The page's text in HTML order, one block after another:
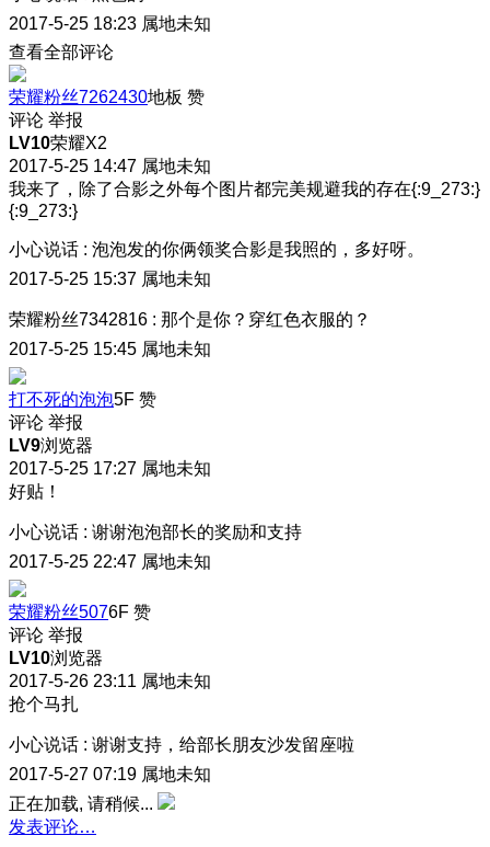
2017-5-25 18:23 属地未知
查看全部评论
荣耀粉丝7262430地板 赞
评论 举报
LV10荣耀X2
2017-5-25 14:47 属地未知
我来了，除了合影之外每个图片都完美规避我的存在{:9_273:}
{:9_273:}
小心说话 : 泡泡发的你俩领奖合影是我照的，多好呀。
2017-5-25 15:37 属地未知
荣耀粉丝7342816 : 那个是你？穿红色衣服的？
2017-5-25 15:45 属地未知
打不死的泡泡5F 赞
评论 举报
LV9浏览器
2017-5-25 17:27 属地未知
好贴！
小心说话 : 谢谢泡泡部长的奖励和支持
2017-5-25 22:47 属地未知
荣耀粉丝5076F 赞
评论 举报
LV10浏览器
2017-5-26 23:11 属地未知
抢个马扎
小心说话 : 谢谢支持，给部长朋友沙发留座啦
2017-5-27 07:19 属地未知
正在加载, 请稍候...
发表评论…